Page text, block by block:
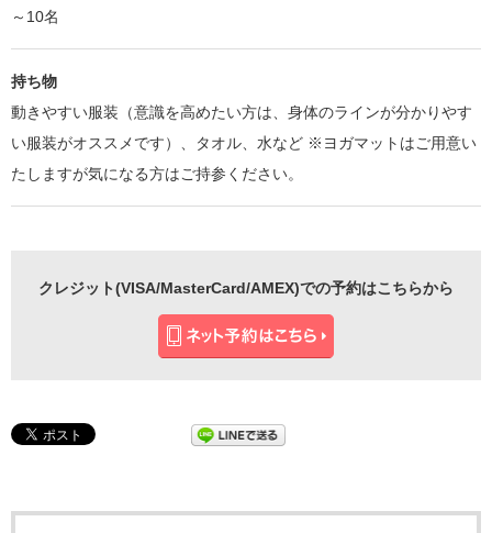
～10名
持ち物
動きやすい服装（意識を高めたい方は、身体のラインが分かりやす
い服装がオススメです）、タオル、水など ※ヨガマットはご用意い
たしますが気になる方はご持参ください。
クレジット(VISA/MasterCard/AMEX)での予約はこちらから